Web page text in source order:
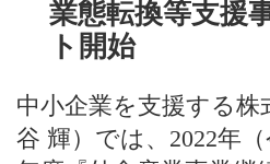
業態転換等支援
ト開始
中小企業を支援する
谷 輝）では、2022年